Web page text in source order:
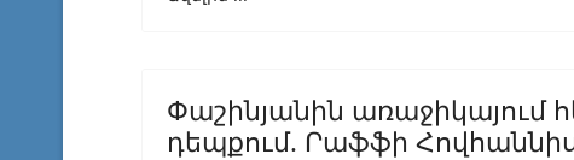
Փաշինյանին առաջիկայում
դեպքում. Րաֆֆի